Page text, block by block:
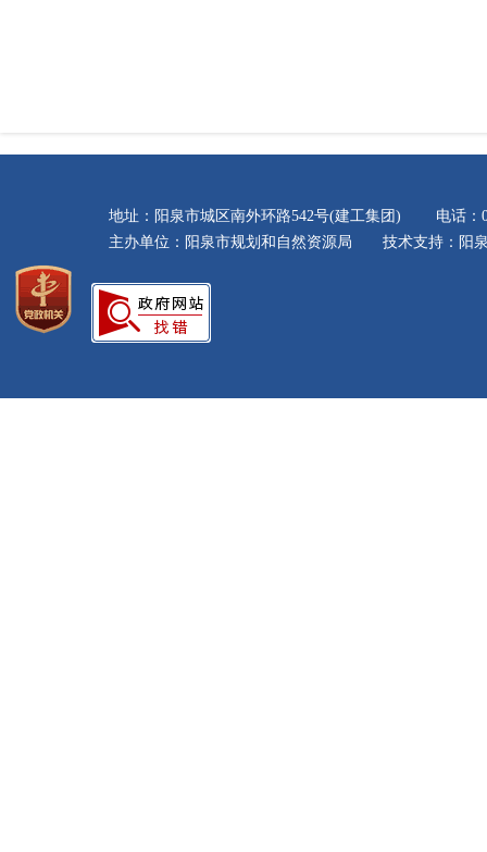
地址：阳泉市城区南外环路542号(建工集团) 电
主办单位：阳泉市规划和自然资源局 技术支持：